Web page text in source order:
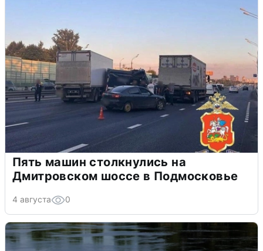
Пять машин столкнулись на
Дмитровском шоссе в Подмосковье
4 августа 0